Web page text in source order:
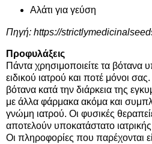
Αλάτι για γεύση
Πηγή: https://
Προφυλάξεις
Πάντα χρησιμοποιείτε τα βότανα
ειδικού ιατρού και ποτέ μόνοι
βότανα κατά την διάρκεια της
με άλλα φάρμακα ακόμα και
γνώμη ιατρού. Οι φυσικές
αποτελούν υποκατάστατο
Οι πληροφορίες που παρέχονται